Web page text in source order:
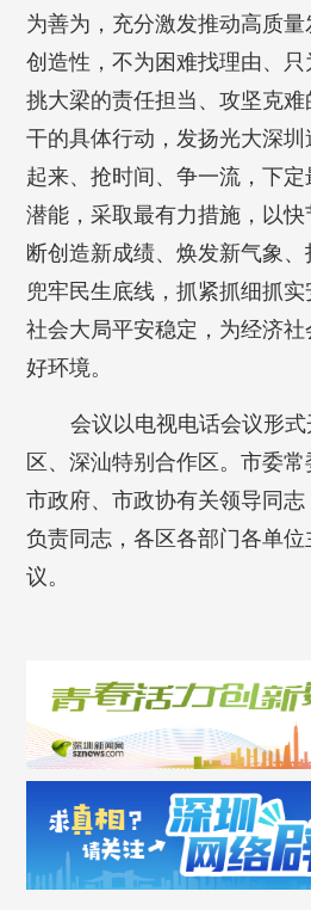
为善为，充分激发推动高质
创造性，不为困难找理由、
挑大梁的责任担当、攻坚克
干的具体行动，发扬光大深
起来、抢时间、争一流，下
潜能，采取最有力措施，以
断创造新成绩、焕发新气象
兜牢民生底线，抓紧抓细抓
社会大局平安稳定，为经济
好环境。
会议以电视电话会议形
区、深汕特别合作区。市委常
市政府、市政协有关领导同
负责同志，各区各部门各单
议。